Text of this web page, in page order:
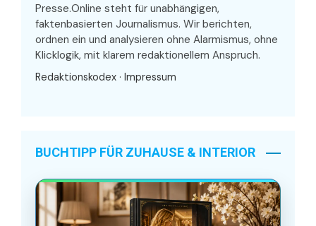
Presse.Online steht für unabhängigen,
faktenbasierten Journalismus. Wir berichten,
ordnen ein und analysieren ohne Alarmismus, ohne
Klicklogik, mit klarem redaktionellem Anspruch.
Redaktionskodex · Impressum
BUCHTIPP FÜR ZUHAUSE & INTERIOR